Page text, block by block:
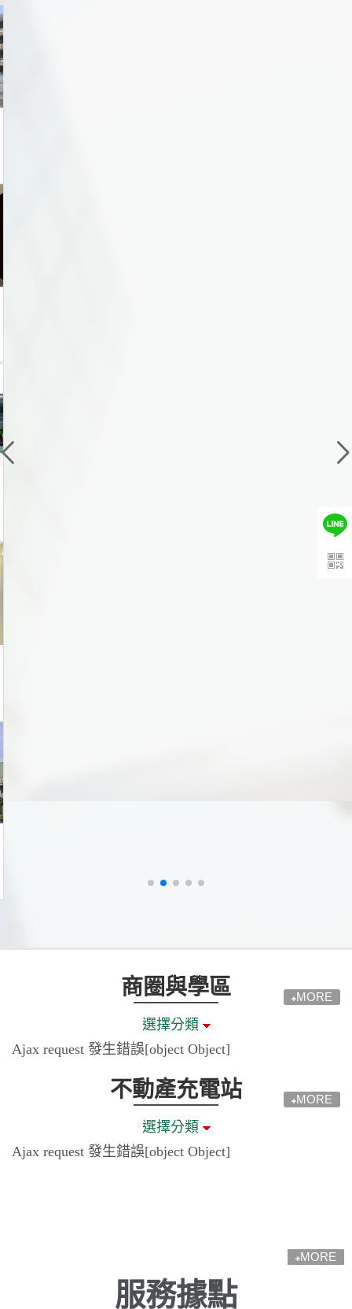
商圈與學區 MORE
選擇分類
Ajax request 發生錯誤[object Object]
不動產充電站 MORE
選擇分類
Ajax request 發生錯誤[object Object]
MORE
服務據點